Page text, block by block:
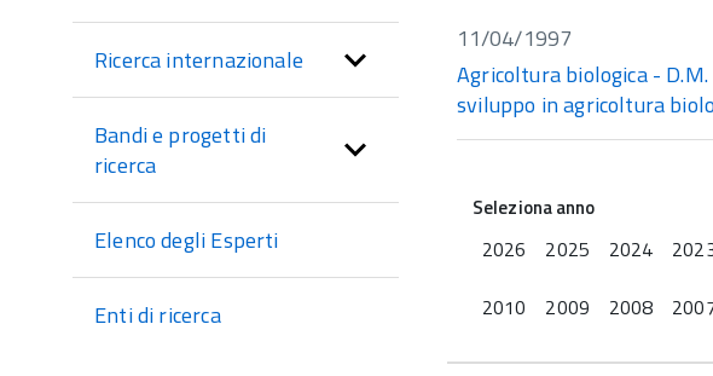
sezione
Ricerca internazionale
Bandi e progetti di
ricerca
Elenco degli Esperti
Enti di ricerca
11/04/1997
Agricoltura biologica -
sviluppo in agricoltura
Seleziona anno
2026 2025 2024
2010
2009 2008